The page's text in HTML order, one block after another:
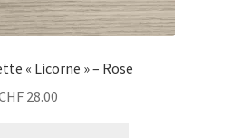
« Licorne » – Rose
28.00